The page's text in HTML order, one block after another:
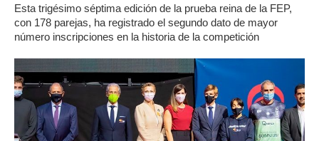
Esta trigésimo séptima edición de la prueba reina de la FEP,
con 178 parejas, ha registrado el segundo dato de mayor
número inscripciones en la historia de la competición